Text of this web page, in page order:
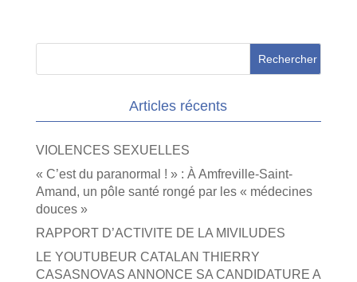
Articles récents
VIOLENCES SEXUELLES
« C’est du paranormal ! » : À Amfreville-Saint-
Amand, un pôle santé rongé par les « médecines
douces »
RAPPORT D’ACTIVITE DE LA MIVILUDES
LE YOUTUBEUR CATALAN THIERRY
CASASNOVAS ANNONCE SA CANDIDATURE A